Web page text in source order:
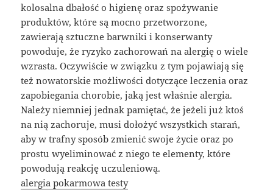
kolosalna dbałość o higienę oraz spożywanie
produktów, które są mocno przetworzone,
zawierają sztuczne barwniki i konserwanty
powoduje, że ryzyko zachorowań na alergię o wiele
wzrasta. Oczywiście w związku z tym pojawiają się
też nowatorskie możliwości dotyczące leczenia oraz
zapobiegania chorobie, jaką jest właśnie alergia.
Należy niemniej jednak pamiętać, że jeżeli już ktoś
na nią zachoruje, musi dołożyć wszystkich starań,
aby w trafny sposób zmienić swoje życie oraz po
prostu wyeliminować z niego te elementy, które
powodują reakcję uczuleniową.
alergia pokarmowa testy